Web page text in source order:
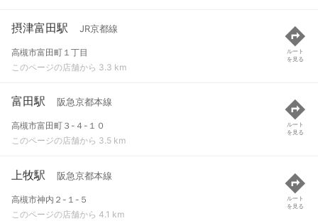
摂津富田駅 JR京都線
高槻市富田町１丁目
このページの店舗から 3.3 km
ルート
を見る
富田駅 阪急京都本線
高槻市富田町３-４-１０
このページの店舗から 3.5 km
ルート
を見る
上牧駅 阪急京都本線
高槻市神内２-１-５
このページの店舗から 4.1 km
ルート
を見る